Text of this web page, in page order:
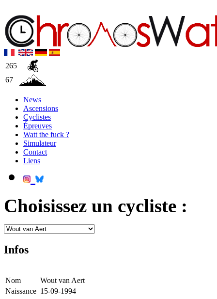
265
67
News
Ascensions
Cyclistes
Épreuves
Watt the fuck ?
Simulateur
Contact
Liens
Choisissez un cycliste :
Infos
Nom
Wout van Aert
Naissance 15-09-1994